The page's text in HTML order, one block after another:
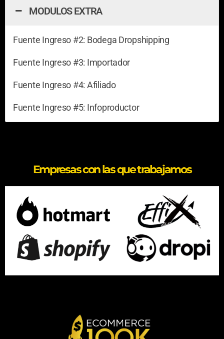
MODULOS EXTRA
Fuente Ingreso #2: Bodega Dropshipping
Fuente Ingreso #3: Importador
Fuente Ingreso #4: Afiliado
Fuente Ingreso #5: Infoproductor
Empresas con las que trabajamos